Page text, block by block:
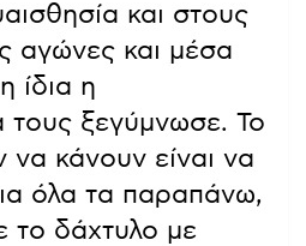
και στους
αγώνες και μέσα
ίδια η
τους ξεγύμνωσε. Το
κάνουν είναι να
όλα τα παραπάνω,
το δάχτυλο με